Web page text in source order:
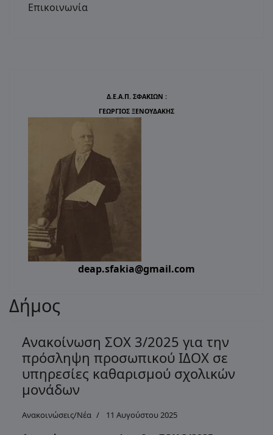
Επικοινωνία
Δ.Ε.Α.Π. ΣΦΑΚΙΩΝ :
ΓΕΩΡΓΙΟΣ ΞΕΝΟΥΔΑΚΗΣ
deap.sfakia@gmail.com
Δήμος
Ανακοίνωση ΣΟΧ 3/2025 για την
πρόσληψη προσωπικού ΙΔΟΧ σε
υπηρεσίες καθαρισμού σχολικών
μονάδων
Ανακοινώσεις/Νέα 11 Αυγούστου 2025